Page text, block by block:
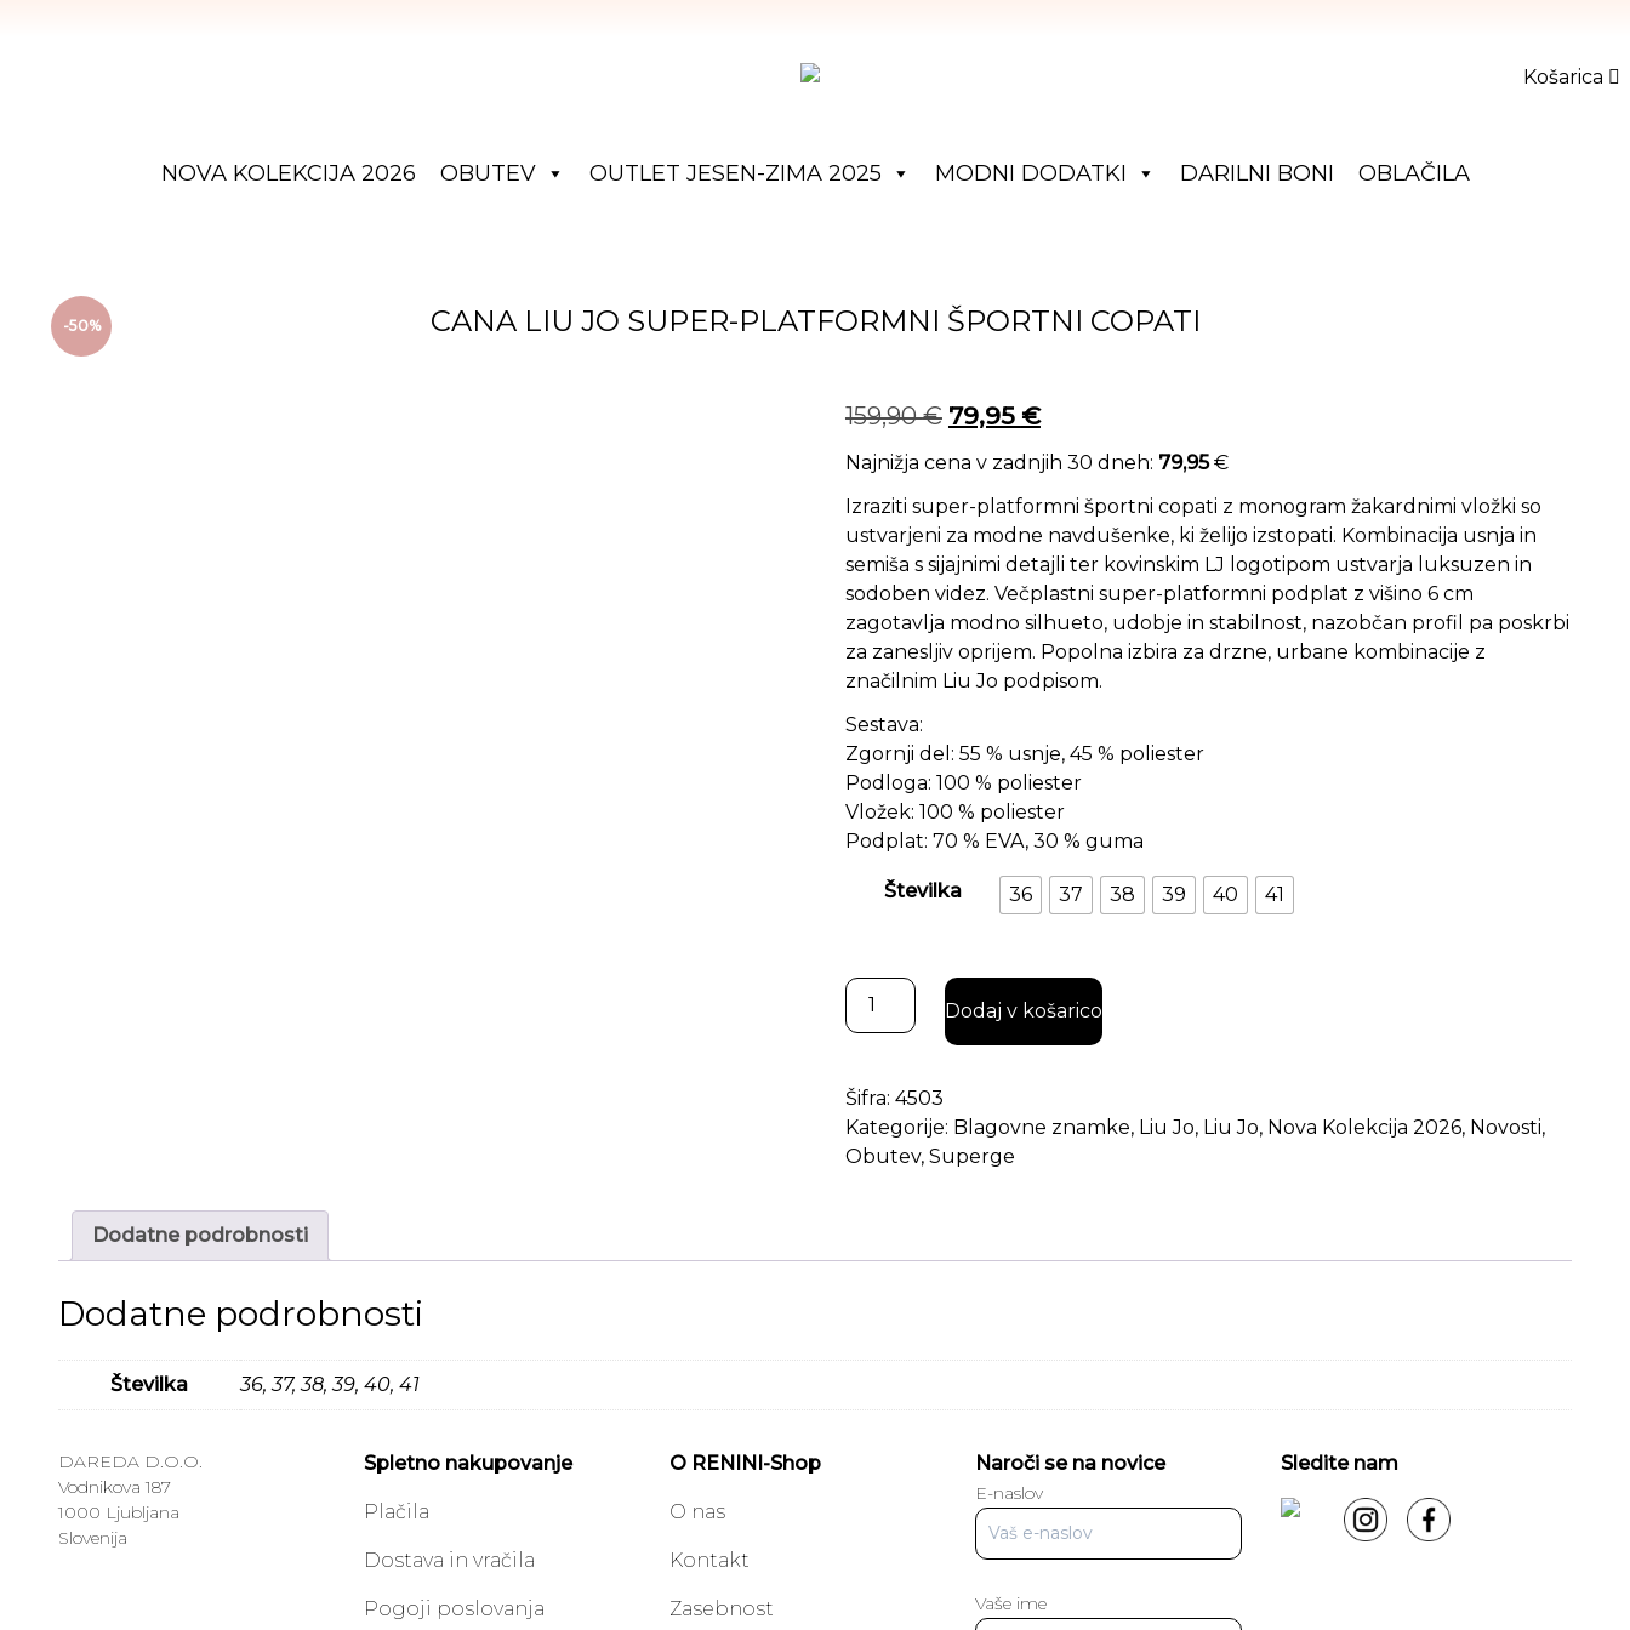
Košarica
NOVA KOLEKCIJA 2026 OBUTEV OUTLET JESEN-ZIMA 2025 MODNI DODATKI DARILNI BONI OBLAČILA
CANA LIU JO SUPER-PLATFORMNI ŠPORTNI COPATI
-50%
159,90€ Izvirna cena je bila: 159,90 €.
79,95 €Trenutna cena je: 79,95 €.
Najnižja cena v zadnjih 30 dneh: 79,95 €
Izraziti super-platformni športni copati z monogram žakardnimi vložki so
ustvarjeni za modne navdušenke, ki želijo izstopati. Kombinacija usnja in
semiša s sijajnimi detajli ter kovinskim LJ logotipom ustvarja luksuzen in
sodoben videz. Večplastni super-platformni podplat z višino 6 cm
zagotavlja modno silhueto, udobje in stabilnost, nazobčan profil pa poskrbi
za zanesljiv oprijem. Popolna izbira za drzne, urbane kombinacije z
značilnim Liu Jo podpisom.
Sestava:
Zgornji del: 55 % usnje, 45 % poliester
Podloga: 100 % poliester
Vložek: 100 % poliester
Podplat: 70 % EVA, 30 % guma
Številka 36 37 38 39 40 41
Cana Liu Jo super-platformni športni copati količina
Dodaj v košarico
Šifra: 4503
Kategorije: Blagovne znamke, Liu Jo, Liu Jo, Nova Kolekcija 2026, Novosti,
Obutev, Superge
Dodatne podrobnosti
Dodatne podrobnosti
Številka 36, 37, 38, 39, 40, 41
DAREDA D.O.O.
Vodnikova 187
1000 Ljubljana
Slovenija
Spletno nakupovanje
Plačila
Dostava in vračila
Pogoji poslovanja
O RENINI-Shop
O nas
Kontakt
Zasebnost
Naroči se na novice
E-naslov
Vaše ime
Sledite nam